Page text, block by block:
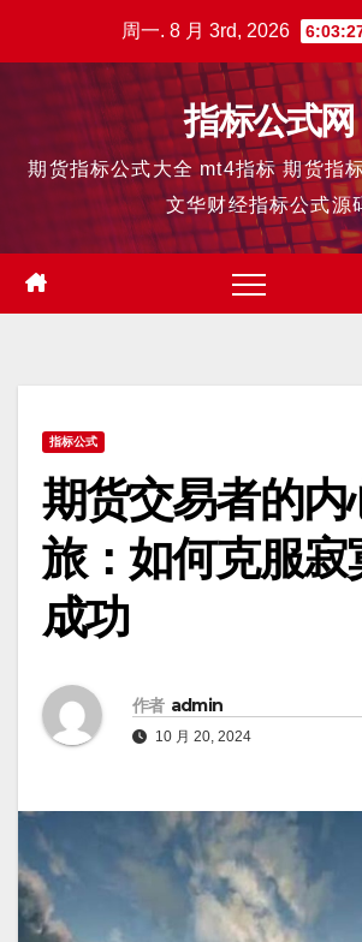
周一. 8 月 3rd, 2026
指标公式网
期货指标公式大全 mt4指标 期货指
文华财经指标公式源
指标公式
期货交易者的内
旅：如何克服寂
成功
作者 admin
10 月 20, 2024